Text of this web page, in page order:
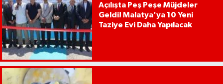
Açılışta Peş Peşe Müjdeler
Geldi! Malatya'ya 10 Yeni
Taziye Evi Daha Yapılacak